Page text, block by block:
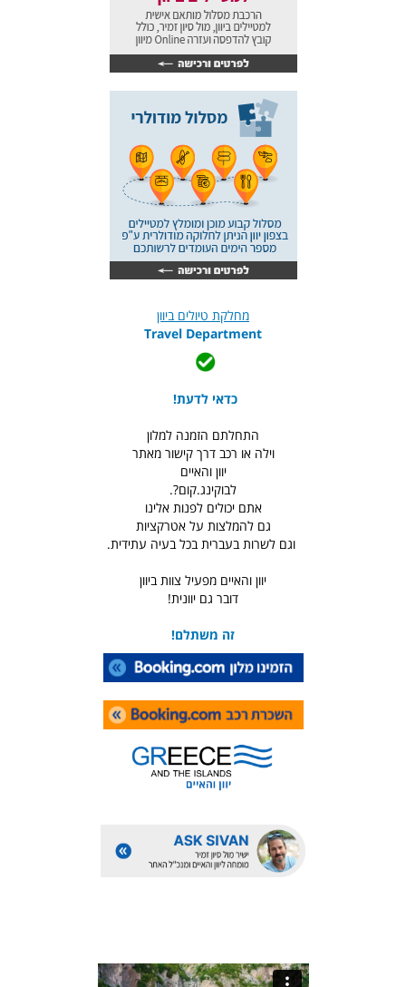
מחלקת טיולים ביוון
Travel Department
כדאי לדעת!
התחלתם הזמנה למלון
וילה או רכב דרך קישור מאתר
יוון והאיים
לבוקינג.קום?.
אתם יכולים לפנות אלינו
גם להמלצות על אטרקציות
וגם לשרות בעברית בכל בעיה עתידית.
יוון והאיים מפעיל צוות ביוון
דובר גם יוונית!
זה משתלם!